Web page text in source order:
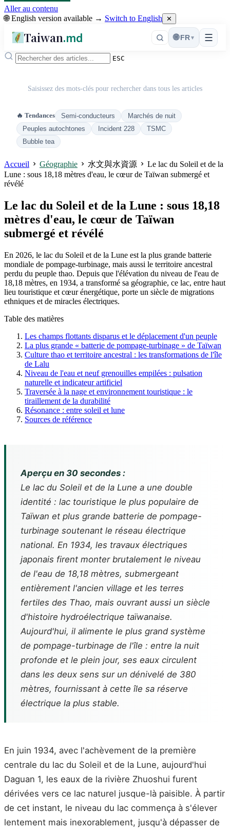
Aller au contenu
🌐 English version available → Switch to English ✕
Taiwan.md ☰
🌐 FR ▾
ESC
Saisissez des mots-clés pour rechercher dans tous les articles
🔥 Tendances Semi-conducteurs
Marchés de nuit
Peuples autochtones
Incident 228
TSMC
Bubble tea
Accueil Géographie 水文與水資源
Le lac du Soleil et de la
Lune : sous 18,18 mètres d'eau, le cœur de Taïwan submergé et
révélé
Le lac du Soleil et de la Lune : sous 18,18
mètres d'eau, le cœur de Taïwan
submergé et révélé
En 2026, le lac du Soleil et de la Lune est la plus grande batterie
mondiale de pompage-turbinage, mais aussi le territoire ancestral
perdu du peuple thao. Depuis que l'élévation du niveau de l'eau de
18,18 mètres, en 1934, a transformé sa géographie, ce lac, entre haut
lieu touristique et cœur énergétique, porte un siècle de migrations
ethniques et de miracles électriques.
Table des matières
Les champs flottants disparus et le déplacement d'un peuple
La plus grande « batterie de pompage-turbinage » de Taïwan
Culture thao et territoire ancestral : les transformations de l'île
de Lalu
Niveau de l'eau et neuf grenouilles empilées : pulsation
naturelle et indicateur artificiel
Traversée à la nage et environnement touristique : le
tiraillement de la durabilité
Résonance : entre soleil et lune
Sources de référence
Aperçu en 30 secondes :
Le lac du Soleil et de la Lune a une double
identité : lac touristique le plus populaire de
Taïwan et plus grande batterie de pompage-
turbinage soutenant le réseau électrique
national. En 1934, les travaux électriques
japonais firent monter brutalement le niveau
de l'eau de 18,18 mètres, submergeant
entièrement l'ancien village et les terres
fertiles des Thao, mais ouvrant aussi un siècle
d'histoire hydroélectrique taïwanaise.
Aujourd'hui, il alimente le plus grand système
de pompage-turbinage de l'île : entre la nuit
profonde et le plein jour, ses eaux circulent
dans les deux sens sur un dénivelé de 380
mètres, fournissant à cette île sa réserve
électrique la plus stable.
En juin 1934, avec l'achèvement de la première
centrale du lac du Soleil et de la Lune, aujourd'hui
Daguan 1, les eaux de la rivière Zhuoshui furent
dérivées vers ce lac naturel jusque-là paisible. À partir
de cet instant, le niveau du lac commença à s'élever
lentement mais inexorablement, jusqu'à dépasser de